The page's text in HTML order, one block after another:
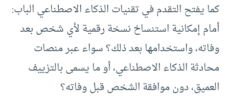
كما يفتح التقدم في تقنيات الذكاء الاصطناعي الباب:
أمام إمكانية استنساخ نسخة رقمية لأي شخص بعد
وفاته، واستخدامها بعد ذلك؟ سواء عبر منصات
محادثة الذكاء الاصطناعي، أو ما يسمى بالتزييف
العميق، دون موافقة الشخص قبل وفاته؟